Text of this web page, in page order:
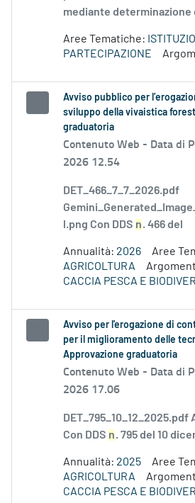
mediante determinazione
Aree Tematiche:
PARTECIPAZIONE
Avviso pubblico per
sviluppo della vivaistica
graduatoria
Contenuto Web - Data di
2026 12.54
DET_466_7_7_2026.pdf
l.png Con DDS n. 466 del
Annualità: 2026
Aree
AGRICOLTURA
CACCIA PESCA E
Avviso per l'erogazione di
per il miglioramento delle
Approvazione graduatoria
Contenuto Web - Data di
2026 17.06
DET_795_10_12_2025.pdf
Con DDS n. 795 del 10
Annualità: 2025
Aree
AGRICOLTURA
CACCIA PESCA E